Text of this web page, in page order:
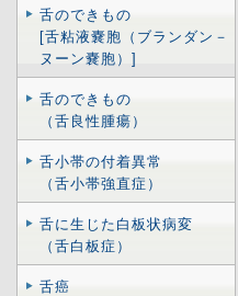
舌のできもの
[舌粘液嚢胞（ブランダン－
ヌーン嚢胞）]
舌のできもの
（舌良性腫瘍）
舌小帯の付着異常
（舌小帯強直症）
舌に生じた白板状病変
（舌白板症）
舌癌